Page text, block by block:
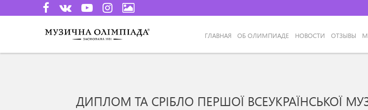
ГЛАВНАЯ ОБ ОЛИМПИАДЕ НОВОСТИ ОТЗЫВЫ
ДИПЛОМ ТА СРІБЛО ПЕРШОЇ ВСЕУКРАЇНСЬКОЇ